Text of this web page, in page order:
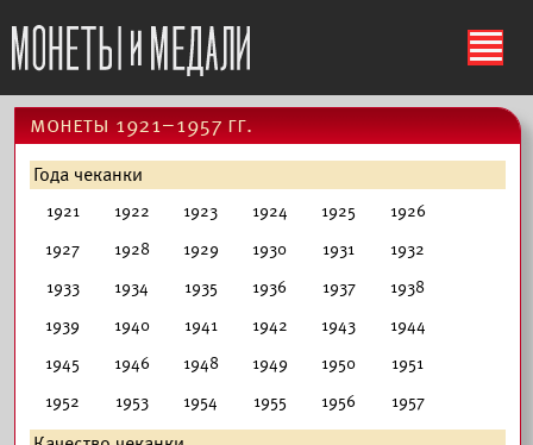
ś
монеты 1921–1957 гг.
Года чеканки
1921 1922 1923 1924 1925
1926
1927
1928 1929 1930 1931
1932
1933
1934 1935 1936 1937
1938
1939
1940 1941 1942 1943
1944
1945
1946 1948 1949 1950
1951
1952
1953 1954 1955 1956 1957